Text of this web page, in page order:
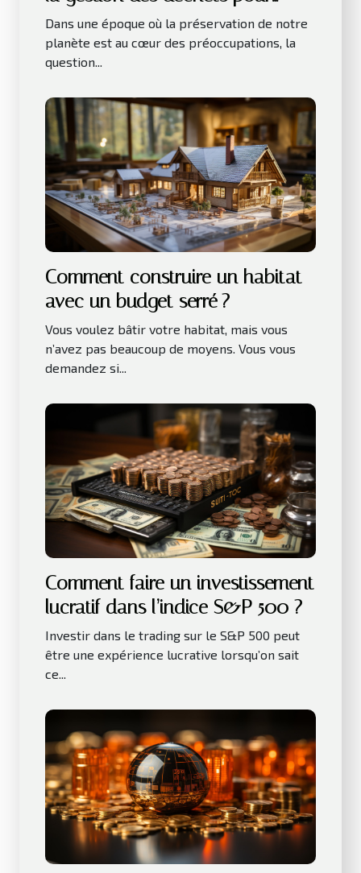
l'environnement
Dans une époque où la préservation de notre
planète est au cœur des préoccupations, la
question...
Comment construire un habitat
avec un budget serré ?
Vous voulez bâtir votre habitat, mais vous
n’avez pas beaucoup de moyens. Vous vous
demandez si...
Comment faire un investissement
lucratif dans l’indice S&P 500 ?
Investir dans le trading sur le S&P 500 peut
être une expérience lucrative lorsqu’on sait
ce...